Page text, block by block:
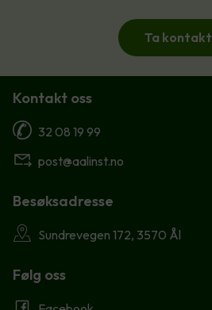
Ta kontakt
Kontakt oss
32 08 19 99
post@aalinst.no
Besøksadresse
Sundrevegen 172, 3570 Ål
Følg oss